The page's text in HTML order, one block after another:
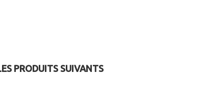
PRODUITS SUIVANTS